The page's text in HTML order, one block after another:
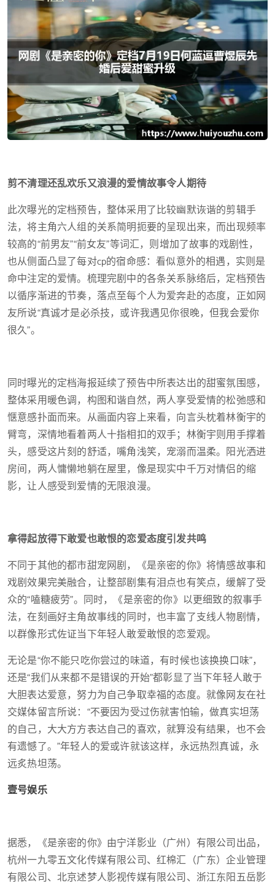
剪不清理还乱欢乐又浪漫的爱情故事令人期待
此次曝光的定档预告，整体采用了比较幽默诙谐的剪辑手
法，将主角六人组的关系简明扼要的呈现出来，而出现频率
较高的“前男友”“前女友”等词汇，则增加了故事的戏剧性，
也从侧面凸显了每对cp的宿命感：看似意外的相遇，实则是
命中注定的爱情。梳理完剧中的各条关系脉络后，定档预告
以循序渐进的节奏，落点至每个人为爱奔赴的态度，正如网
友所说“真诚才是必杀技，或许我遇见你很晚，但我会爱你
很久”。
同时曝光的定档海报延续了预告中所表达出的甜蜜氛围感，
整体采用暖色调，构图和谐自然，两人享受爱情的松弛感和
惬意感扑面而来。从画面内容上来看，向言头枕着林衡宇的
臂弯，深情地看着两人十指相扣的双手；林衡宇则用手撑着
头，感受这片刻的舒适，嘴角浅笑，宠溺而温柔。阳光洒进
房间，两人慵懒地躺在屋里，像是现实中千万对情侣的缩
影，让人感受到爱情的无限浪漫。
拿得起放得下敢爱也敢恨的恋爱态度引发共鸣
不同于其他的都市甜宠网剧，《是亲密的你》将情感故事和
戏剧效果完美融合，让整部剧集有泪点也有笑点，缓解了受
众的“嗑糖疲劳”。同时，《是亲密的你》以更细致的叙事手
法，在刻画好主角故事线的同时，也丰富了支线人物剧情，
以群像形式佐证当下年轻人敢爱敢恨的恋爱观。
无论是“你不能只吃你尝过的味道，有时候也该换换口味”，
还是“我们从来都不是错误的开始”都彰显了当下年轻人敢于
大胆表达爱意，努力为自己争取幸福的态度。就像网友在社
交媒体留言所说：“不要因为受过伤就害怕输，做真实坦荡
的自己，大大方方表达自己的喜欢，就算没有结果，也不会
有遗憾了。”年轻人的爱或许就该这样，永远热烈真诚，永
远炙热坦荡。
壹号娱乐
据悉，《是亲密的你》由宁洋影业（广州）有限公司出品，
杭州一九零五文化传媒有限公司、红棉汇（广东）企业管理
有限公司、北京述梦人影视传媒有限公司、浙江东阳五岳影